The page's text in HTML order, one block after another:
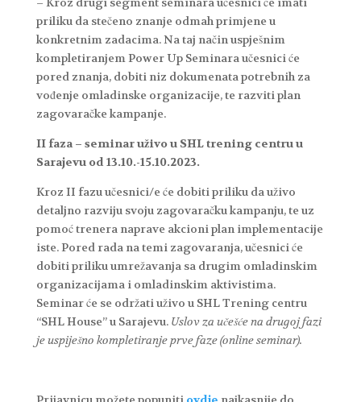
priliku da stečeno znanje odmah primjene u
konkretnim zadacima. Na taj način uspješnim
kompletiranjem Power Up Seminara učesnici će
pored znanja, dobiti niz dokumenata potrebnih za
vođenje omladinske organizacije, te razviti plan
zagovaračke kampanje.
II faza – seminar uživo u SHL trening centru u
Sarajevu od 13.10.-15.10.2023.
Kroz II fazu učesnici/e će dobiti priliku da uživo
detaljno razviju svoju zagovaračku kampanju, te uz
pomoć trenera naprave akcioni plan implementacije
iste. Pored rada na temi zagovaranja, učesnici će
dobiti priliku umrežavanja sa drugim omladinskim
organizacijama i omladinskim aktivistima.
Seminar će se održati uživo u SHL Trening centru
“SHL House” u Sarajevu. Uslov za učešće na drugoj fazi
je uspiješno kompletiranje prve faze (online seminar).